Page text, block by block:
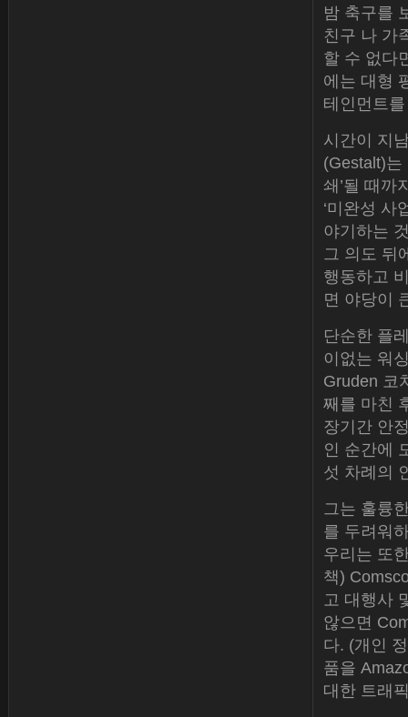
밤 축구를
친구 나 가
할 수 없다
에는 대형
테인먼트
시간이 지
(Gestalt)는
쇄’될 때까
‘미완성 사
야기하는
그 의도 뒤
행동하고
면 야당이
단순한 플
이없는 워
Gruden 코
째를 마친
장기간 안
인 순간에
섯 차례의
그는 훌륭
를 두려워
우리는 또
책)
고 대행사
않으면
다. (개인
품을
대한 트래